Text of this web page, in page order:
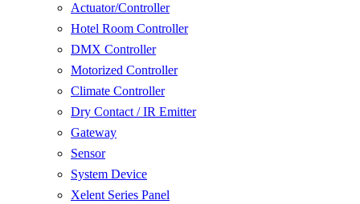
Actuator/Controller
Hotel Room Controller
DMX Controller
Motorized Controller
Climate Controller
Dry Contact / IR Emitter
Gateway
Sensor
System Device
Xelent Series Panel